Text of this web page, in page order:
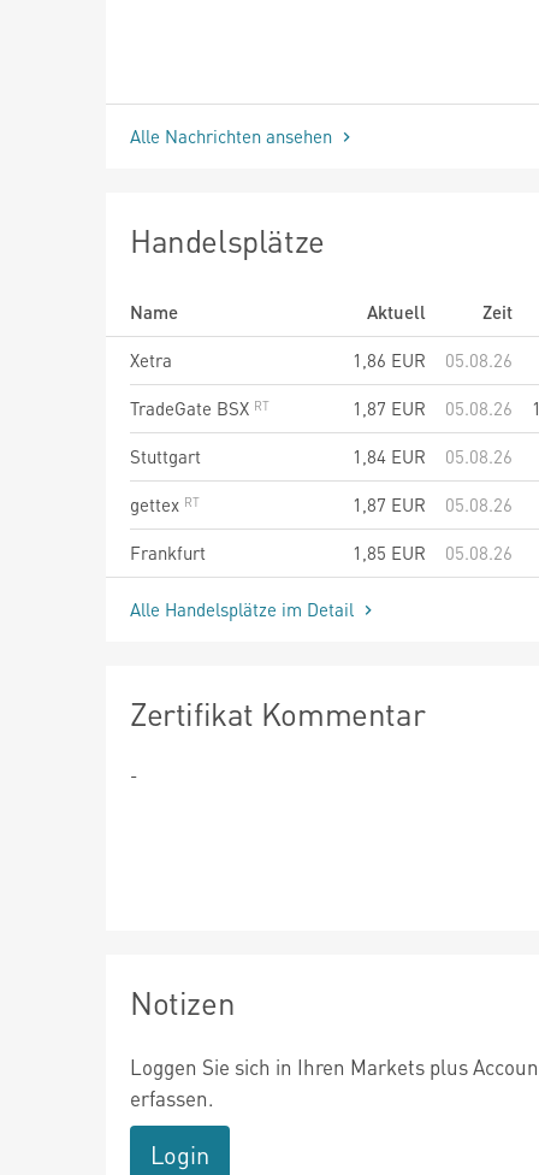
Alle Nachrichten ansehen
Handelsplätze
Name Aktuell
Zeit
Xetra
1,86 EUR
05.08.26
TradeGate BSX
1,87 EUR 05.08.26
Stuttgart
1,84 EUR
05.08.26
gettex
1,87 EUR
05.08.26
Frankfurt
1,85 EUR 05.08.26
Alle Handelsplätze im Detail
Zertifikat Kommentar
-
Notizen
Loggen Sie sich in Ihren Markets plus
erfassen.
Login